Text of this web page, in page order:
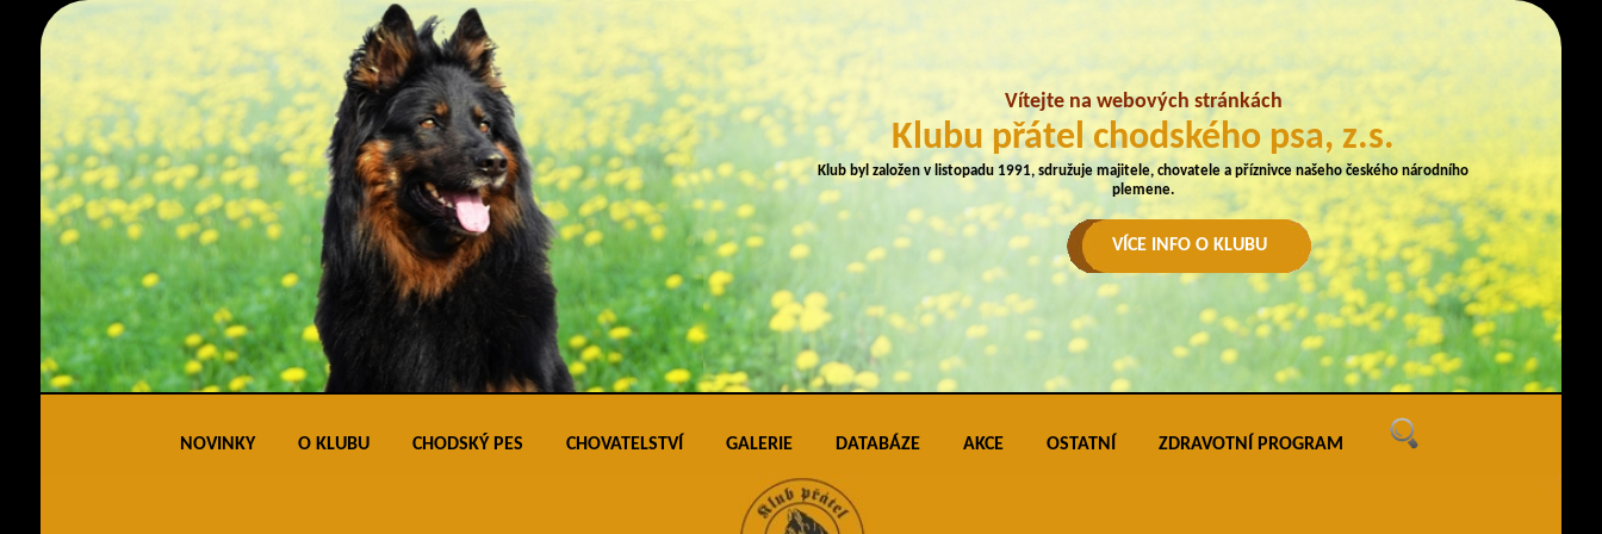
Vítejte na webových stránkách
Klubu přátel chodského psa, z.s.
Klub byl založen v listopadu 1991, sdružuje majitele, chovatele a příznivce našeho českého národního
plemene.
VÍCE INFO O KLUBU
NOVINKY O KLUBU CHODSKÝ PES CHOVATELSTVÍ
Přehled vrhů
GALERIE
Podmínky pro vkládání do galerie úspěšných
DATABÁZE AKCE OSTATNÍ ZDRAVOTNÍ PROGRAM